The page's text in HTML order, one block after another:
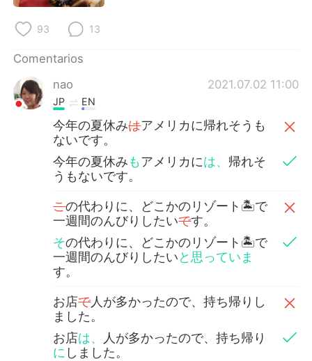
Indonesia
Português
93 13
Comentarios
nao
2021.07.02 11:00
JP EN
今年の夏休みはアメリカに帰れそうも
ないです。
今年の夏休みもアメリカには、 帰れそ
うもないです。
この代わりに、どこかのリゾート🏝で
一週間のんびりしたいです。
その代わりに、どこかのリゾート🏝で
一週間のんびりしたいと思っていま
す。
お店で人が多かったので、持ち帰りし
ました。
お店は、
人が多かったので、持ち帰り
に しました。